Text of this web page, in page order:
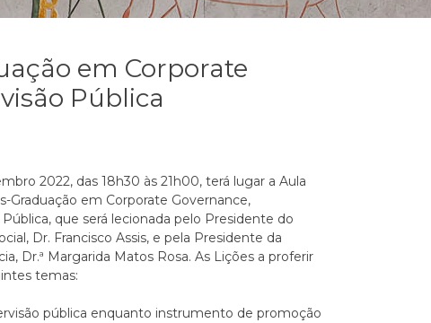
em Corporate
Pública
2022, das 18h30 às 21h00, terá lugar a Aula
Graduação em Corporate Governance,
que será lecionada pelo Presidente do
Dr. Francisco Assis, e pela Presidente da
Dr.ª Margarida Matos Rosa. As Lições a proferir
temas:
pública enquanto instrumento de promoção